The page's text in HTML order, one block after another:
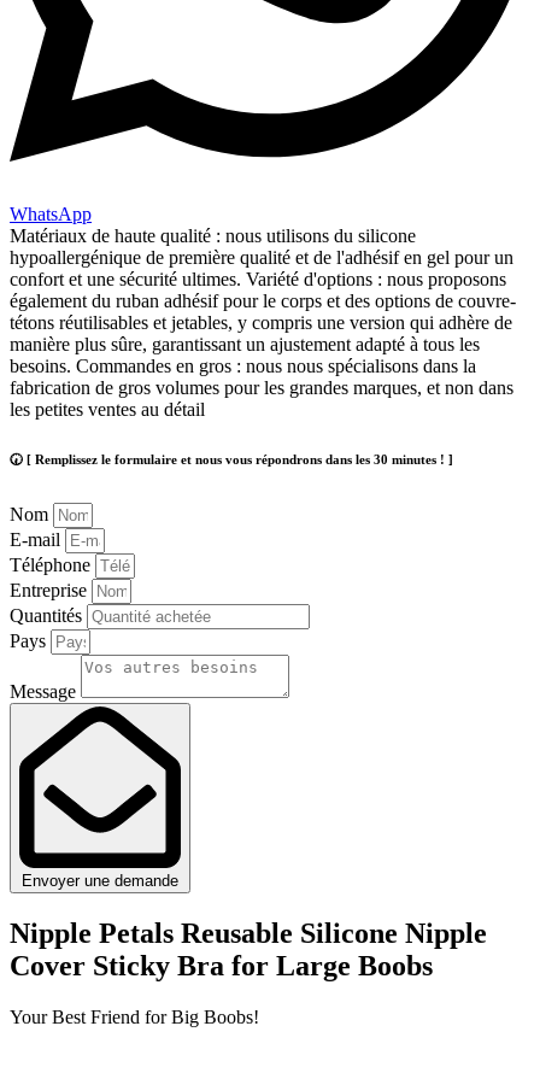
WhatsApp
Matériaux de haute qualité : nous utilisons du silicone
hypoallergénique de première qualité et de l'adhésif en gel pour un
confort et une sécurité ultimes. Variété d'options : nous proposons
également du ruban adhésif pour le corps et des options de couvre-
tétons réutilisables et jetables, y compris une version qui adhère de
manière plus sûre, garantissant un ajustement adapté à tous les
besoins. Commandes en gros : nous nous spécialisons dans la
fabrication de gros volumes pour les grandes marques, et non dans
les petites ventes au détail
🕢 [ Remplissez le formulaire et nous vous répondrons dans les 30 minutes ! ]
Nom
E-mail
Téléphone
Entreprise
Quantités
Pays
Message
Envoyer une demande
Nipple Petals Reusable Silicone Nipple
Cover Sticky Bra for Large Boobs
Your Best Friend for Big Boobs!